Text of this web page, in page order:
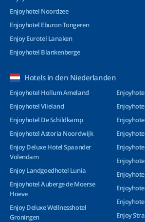
Enjoyhotel Noordzee
Enjoyhotel Eburon Tongeren
Enjoy Eurotel Lanaken
Enjoyhotel Blankenberge
Hotels in den Niederlanden
Enjoyhotel Hollum Ameland
Enjoyhotel Vlieland
Enjoyhotel De Schildkamp
Enjoyhotel Astoria Noordwijk
Enjoy Deluxe Hotel Spaander
Volendam
Enjoy Landgoedhotel Lunia
Enjoyhotel Auberge de Moerse
Hoeve
Enjoy Deluxe Wellnesshotel
Groningen
Enjoy